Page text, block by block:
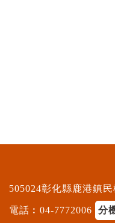
505024彰化縣鹿港鎮
電話︰04-7772006 分